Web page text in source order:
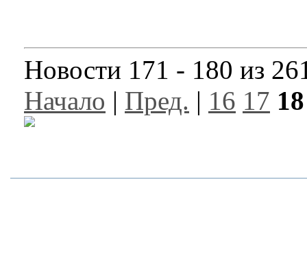
Новости 171 - 180 из
Начало | Пред. | 16 17 18